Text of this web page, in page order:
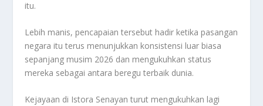
itu.
Lebih manis, pencapaian tersebut hadir ketika pasangan
negara itu terus menunjukkan konsistensi luar biasa
sepanjang musim 2026 dan mengukuhkan status
mereka sebagai antara beregu terbaik dunia.
Kejayaan di Istora Senayan turut mengukuhkan lagi